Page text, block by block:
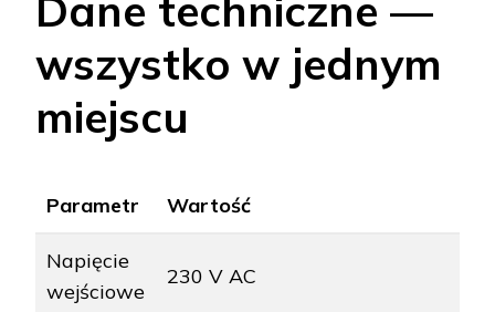
wszystko w jednym
miejscu
Parametr Wartość
Napięcie
wejściowe
230 V AC